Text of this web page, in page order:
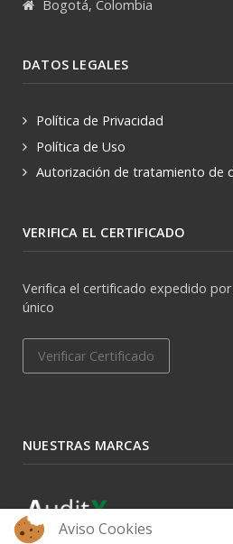
Bogotá, Colombia
DATOS LEGALES
Política de Privacidad
Política de Uso
Autorización de tratamiento de
VERIFICA EL CERTIFICADO
Verifica el certificado expedido
único
Verificar Certificado
NUESTRAS MARCAS
Aviso Cookies